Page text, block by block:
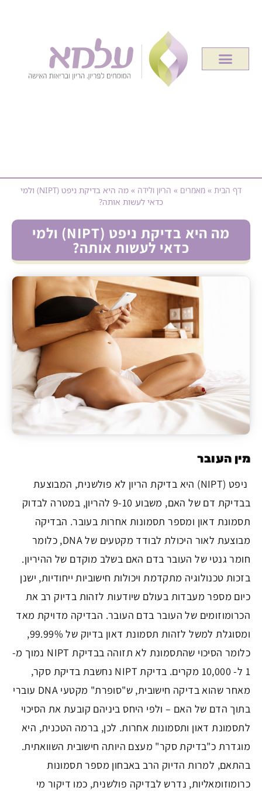
דף הבית » מאמרים » הריון ולידה »
מה היא בדיקת ניפט (NIPT) ולמי
כדאי לעשות אותה?
מה היא בדיקת ניפט (NIPT) ולמי
כדאי לעשות אותה?
מין העובר
ניפט (NIPT) היא בדיקת הריון לא פולשנית, המבוצעת
בבדיקת דם של האם, משבוע 9-10 להריון, במטרה לבדוק
תסמונת דאון ומספר תסמונות אחרות בעובר. הבדיקה
מבוצעת לאור היכולת לבודד מקטעים של DNA, כלומר
חומר גנטי של העובר בדם האם בשלב מוקדם של ההיריון.
בזכות טכנולוגיה מתקדמת ויכולות חישוביות ייחודיות, ישנן
כיום מספר מעבדות בעולם שיודעות לזהות בדיוק רב את
הכרומוזומים של העובר בדם העובר. הבדיקה מדויקת מאד
ומסוגלת למשל לזהות תסמונת דאון בדיוק של 99.99%,
כלומר הסיכוי שהתסמונת לא תזוהה בבדיקת NIPT נמוך מ-
1 ל- 10,000 מקרים. בדיקת NIPT נחשבת בדיקת סקר,
מאחר שהוא בדיקה חישובית, ש"סופרת" מקטעי DNA עוברי
בתוך הדם של האם – ולפי היחס ביניהם קובעת את הסיכוי
לתסמונת דאון ותסמונות אחרות. לכן, ברמה הטכנית, היא
מוגדרת כ"בדיקת סקר" מעצם היותה חישובית השוואתית.
בהתאם, למרות הדיוק הרב באבחון מספר תסמונות
כרומוזומאליות, נדרש לבדיקה פולשנית, כמו דיקור מי